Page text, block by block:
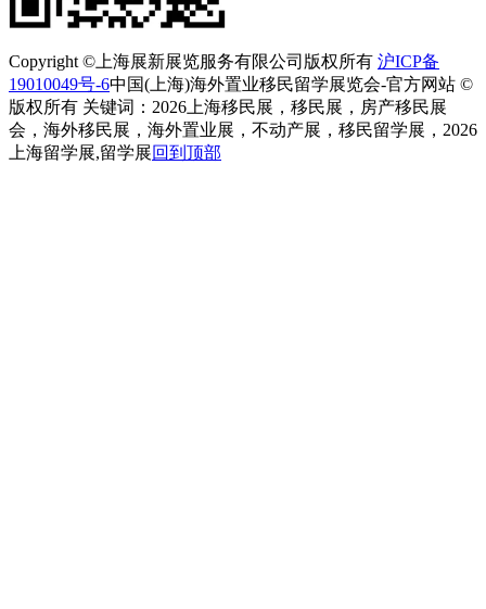
Copyright ©上海展新展览服务有限公司版权所有 沪ICP备
19010049号-6中国(上海)海外置业移民留学展览会-官方网站 ©
版权所有 关键词：2026上海移民展，移民展，房产移民展
会，海外移民展，海外置业展，不动产展，移民留学展，2026
上海留学展,留学展回到顶部